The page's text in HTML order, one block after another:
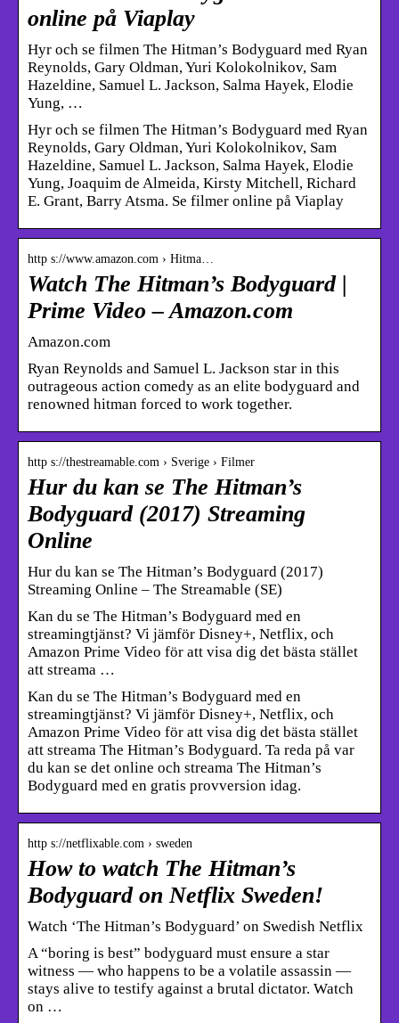
online på Viaplay
Hyr och se filmen The Hitman’s Bodyguard med Ryan
Reynolds, Gary Oldman, Yuri Kolokolnikov, Sam
Hazeldine, Samuel L. Jackson, Salma Hayek, Elodie
Yung, …
Hyr och se filmen The Hitman’s Bodyguard med Ryan
Reynolds, Gary Oldman, Yuri Kolokolnikov, Sam
Hazeldine, Samuel L. Jackson, Salma Hayek, Elodie
Yung, Joaquim de Almeida, Kirsty Mitchell, Richard
E. Grant, Barry Atsma. Se filmer online på Viaplay
http s://www.amazon.com › Hitma…
Watch The Hitman’s Bodyguard |
Prime Video – Amazon.com
Amazon.com
Ryan Reynolds and Samuel L. Jackson star in this
outrageous action comedy as an elite bodyguard and
renowned hitman forced to work together.
http s://thestreamable.com › Sverige › Filmer
Hur du kan se The Hitman’s
Bodyguard (2017) Streaming
Online
Hur du kan se The Hitman’s Bodyguard (2017)
Streaming Online – The Streamable (SE)
Kan du se The Hitman’s Bodyguard med en
streamingtjänst? Vi jämför Disney+, Netflix, och
Amazon Prime Video för att visa dig det bästa stället
att streama …
Kan du se The Hitman’s Bodyguard med en
streamingtjänst? Vi jämför Disney+, Netflix, och
Amazon Prime Video för att visa dig det bästa stället
att streama The Hitman’s Bodyguard. Ta reda på var
du kan se det online och streama The Hitman’s
Bodyguard med en gratis provversion idag.
http s://netflixable.com › sweden
How to watch The Hitman’s
Bodyguard on Netflix Sweden!
Watch ‘The Hitman’s Bodyguard’ on Swedish Netflix
A “boring is best” bodyguard must ensure a star
witness — who happens to be a volatile assassin —
stays alive to testify against a brutal dictator. Watch
on …